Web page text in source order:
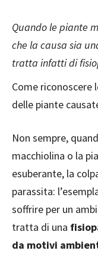
Quando le piante
che la causa sia
tratta infatti di
Come riconoscere
delle piante
Non sempre,
macchiolina o la
esuberante, la
parassita:
soffrire per un
tratta di una
da motivi